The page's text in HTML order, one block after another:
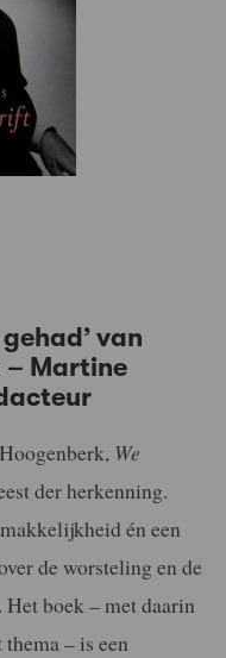
van
– Martine
We
der herkenning.
én een
de worsteling en de
boek – met daarin
– is een